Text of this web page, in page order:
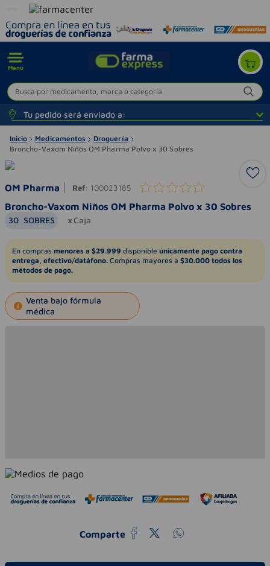
Menú
Busca por medicamento, marca o categoría
Tu pedido será enviado a:
Inicio Medicamentos
Droguería
Broncho-Vaxom Niños OM Pharma Polvo x 30 Sobres
OM Pharma Ref: 100023185
Broncho-Vaxom Niños OM Pharma Polvo x 30 Sobres
30 SOBRES Caja
En compras menores a $29.999 disponible únicamente pago contra
entrega, efectivo/datáfono. Compras mayores a $30.000 todos los
métodos de pago.
Venta bajo fórmula
médica
Comparte